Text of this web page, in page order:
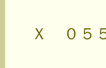
ＴＥ
Ｘ ０５
☆申込